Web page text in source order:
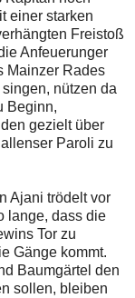
einer starken
Freistoß
Anfeuerunger
Mainzer Rades
nützen da
Beginn,
gezielt über
Paroli zu
Ajani trödelt vor
lange, dass die
Tor zu
Gänge kommt.
Baumgärtel den
sollen, bleiben